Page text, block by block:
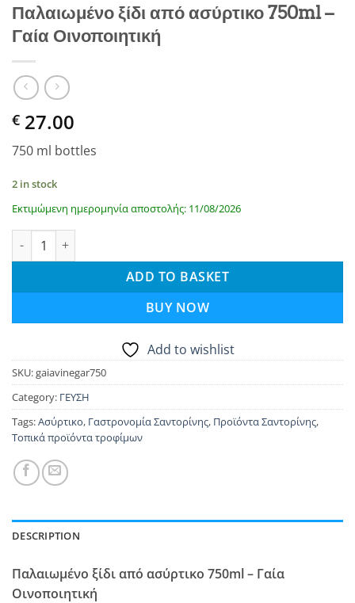
Παλαιωμένο ξίδι από ασύρτικο 750ml –
Γαία Οινοποιητική
€ 27.00
750 ml bottles
2 in stock
Εκτιμώμενη ημερομηνία αποστολής: 11/08/2026
Παλαιωμένο ξίδι από ασύρτικο 750ml - Γαία Οινοποιητική
ADD TO BASKET
BUY NOW
Add to wishlist
SKU:gaiavinegar750
Category: ΓΕΥΣΗ
Tags:Ασύρτικο, Γαστρονομία Σαντορίνης, Προϊόντα Σαντορίνης,
Τοπικά προϊόντα τροφίμων
DESCRIPTION
Παλαιωμένο ξίδι από ασύρτικο 750ml – Γαία
Οινοποιητική